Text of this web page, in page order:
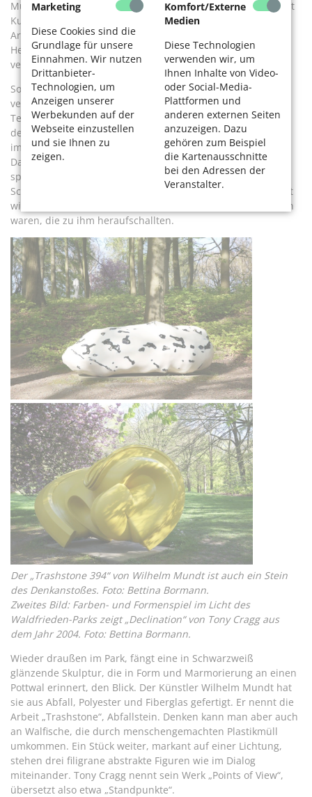
Marketing
Diese Cookies sind die
Grundlage für unsere
Einnahmen. Wir nutzen
Drittanbieter-
Technologien, um
Anzeigen unserer
Werbekunden auf der
Webseite einzustellen
und sie Ihnen zu
zeigen.
Komfort/Externe
Medien
Diese Technologien
verwenden wir, um
Ihnen Inhalte von Video-
oder Social-Media-
Plattformen und
anderen externen Seiten
anzuzeigen. Dazu
gehören zum Beispiel
die Kartenausschnitte
bei den Adressen der
Veranstalter.
Museumsführer. Zwar liest man dort, dass der Lackfabrikant
Kurt Herberts die Villa samt Gartenanlage bis 1950 von dem
Architekten Franz Krause gestalten ließ, aber nicht, dass
Herberts Anthroposoph war und sich der neuesten Technik
verschrieben hatte.
So lassen sich die großen Fenster der Villa im Boden
versenken, und neben den Parkbänken ließ er sich einen
Telefonanschluss einrichten! Und eine lustige Anekdote hat
der Mitarbeiter zu bieten: „Als ich hier anfing, hörte ich
immer wieder Stimmen, so als ob die Skulpturen sprächen.
Da fängt man an, an seiner Gesundheit zu zweifeln.“ Erst
später fand er heraus, dass die Halle über dem ehemaligen
Schwimmbad erbaut worden war, das nun als Lager genutzt
wird. Er war beruhigt, dass es nur die Stimmen der Kollegen
waren, die zu ihm heraufschallten.
Der „Trashstone 394“ von Wilhelm Mundt ist auch ein Stein
des Denkanstoßes. Foto: Bettina Bormann.
Zweites Bild: Farben- und Formenspiel im Licht des
Waldfrieden-Parks zeigt „Declination“ von Tony Cragg aus
dem Jahr 2004. Foto: Bettina Bormann.
Wieder draußen im Park, fängt eine in Schwarzweiß
glänzende Skulptur, die in Form und Marmorierung an einen
Pottwal erinnert, den Blick. Der Künstler Wilhelm Mundt hat
sie aus Abfall, Polyester und Fiberglas gefertigt. Er nennt die
Arbeit „Trashstone“, Abfallstein. Denken kann man aber auch
an Walfische, die durch menschengemachten Plastikmüll
umkommen. Ein Stück weiter, markant auf einer Lichtung,
stehen drei filigrane abstrakte Figuren wie im Dialog
miteinander. Tony Cragg nennt sein Werk „Points of View“,
übersetzt also etwa „Standpunkte“.